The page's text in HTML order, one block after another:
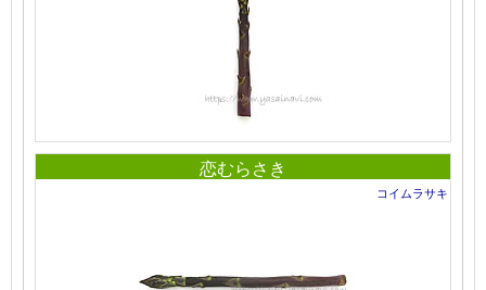
恋むらさき
コイムラサキ